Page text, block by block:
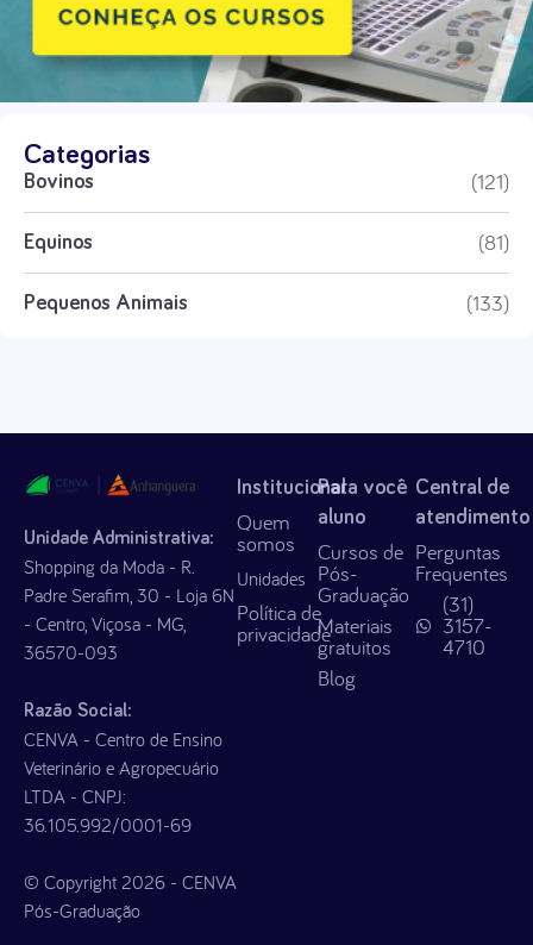
Categorias
Bovinos (121)
Equinos (81)
Pequenos Animais (133)
Unidade Administrativa:
Shopping da Moda - R.
Padre Serafim, 30 - Loja 6N
- Centro, Viçosa - MG,
36570-093
Razão Social:
CENVA - Centro de Ensino
Veterinário e Agropecuário
LTDA - CNPJ:
36.105.992/0001-69
© Copyright 2026 - CENVA
Pós-Graduação
Institucional
Quem
somos
Unidades
Política de
privacidade
Para você
aluno
Cursos de
Pós-
Graduação
Materiais
gratuitos
Blog
Central de
atendimento
Perguntas
Frequentes
(31)
3157-
4710